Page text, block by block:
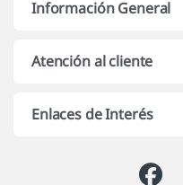
Información General
Atención al cliente
Enlaces de Interés